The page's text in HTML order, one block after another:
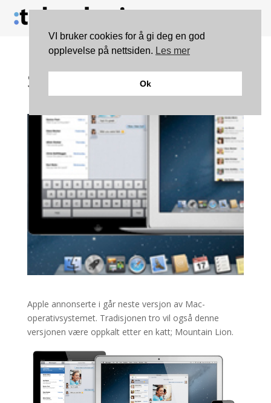
Slik blir OS X Mountain
Lion
Apple annonserte i går neste versjon av Mac-
operativsystemet. Tradisjonen tro vil også denne
versjonen være oppkalt etter en katt; Mountain Lion.
VI bruker cookies for å gi deg en god
opplevelse på nettsiden. Les mer
Ok